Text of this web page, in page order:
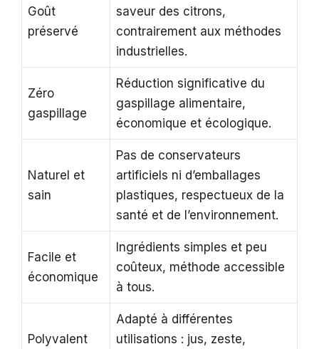
Goût
préservé
saveur des citrons,
contrairement aux méthodes
industrielles.
Zéro
gaspillage
Réduction significative du
gaspillage alimentaire,
économique et écologique.
Naturel et
sain
Pas de conservateurs
artificiels ni d’emballages
plastiques, respectueux de la
santé et de l’environnement.
Facile et
économique
Ingrédients simples et peu
coûteux, méthode accessible
à tous.
Polyvalent
Adapté à différentes
utilisations : jus, zeste,